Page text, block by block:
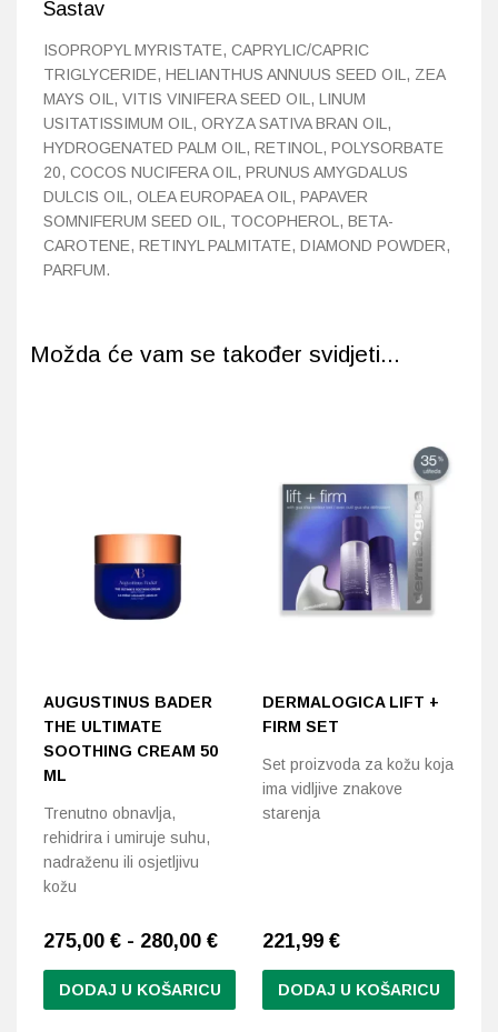
Sastav
ISOPROPYL MYRISTATE, CAPRYLIC/CAPRIC
TRIGLYCERIDE, HELIANTHUS ANNUUS SEED OIL, ZEA
MAYS OIL, VITIS VINIFERA SEED OIL, LINUM
USITATISSIMUM OIL, ORYZA SATIVA BRAN OIL,
HYDROGENATED PALM OIL, RETINOL, POLYSORBATE
20, COCOS NUCIFERA OIL, PRUNUS AMYGDALUS
DULCIS OIL, OLEA EUROPAEA OIL, PAPAVER
SOMNIFERUM SEED OIL, TOCOPHEROL, BETA-
CAROTENE, RETINYL PALMITATE, DIAMOND POWDER,
PARFUM.
Možda će vam se također svidjeti...
AUGUSTINUS BADER
THE ULTIMATE
SOOTHING CREAM 50
ML
Trenutno obnavlja,
rehidrira i umiruje suhu,
nadraženu ili osjetljivu
kožu
275,00 € - 280,00 €
DODAJ U KOŠARICU
DERMALOGICA LIFT +
FIRM SET
Set proizvoda za kožu koja
ima vidljive znakove
starenja
221,99 €
DODAJ U KOŠARICU